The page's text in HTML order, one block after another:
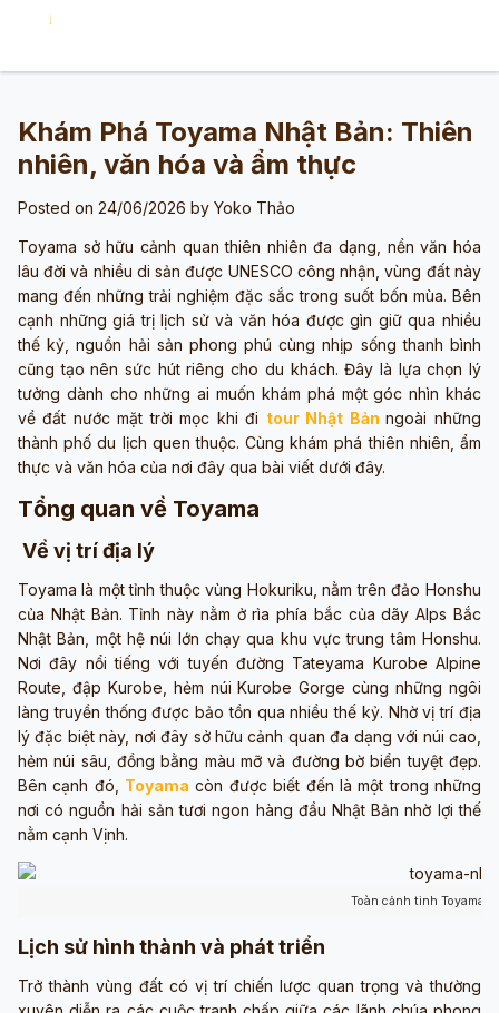
Khám Phá Toyama Nhật Bản: Thiên
nhiên, văn hóa và ẩm thực
Posted on 24/06/2026 by Yoko Thảo
Toyama sở hữu cảnh quan thiên nhiên đa dạng, nền văn hóa
lâu đời và nhiều di sản được UNESCO công nhận, vùng đất này
mang đến những trải nghiệm đặc sắc trong suốt bốn mùa. Bên
cạnh những giá trị lịch sử và văn hóa được gìn giữ qua nhiều
thế kỷ, nguồn hải sản phong phú cùng nhịp sống thanh bình
cũng tạo nên sức hút riêng cho du khách. Đây là lựa chọn lý
tưởng dành cho những ai muốn khám phá một góc nhìn khác
về đất nước mặt trời mọc khi đi tour Nhật Bảnngoài những
thành phố du lịch quen thuộc. Cùng khám phá thiên nhiên, ẩm
thực và văn hóa của nơi đây qua bài viết dưới đây.
Tổng quan về Toyama
Về vị trí địa lý
Toyama là một tỉnh thuộc vùng Hokuriku, nằm trên đảo Honshu
của Nhật Bản. Tỉnh này nằm ở rìa phía bắc của dãy Alps Bắc
Nhật Bản, một hệ núi lớn chạy qua khu vực trung tâm Honshu.
Nơi đây nổi tiếng với tuyến đường Tateyama Kurobe Alpine
Route, đập Kurobe, hẻm núi Kurobe Gorge cùng những ngôi
làng truyền thống được bảo tồn qua nhiều thế kỷ. Nhờ vị trí địa
lý đặc biệt này, nơi đây sở hữu cảnh quan đa dạng với núi cao,
hẻm núi sâu, đồng bằng màu mỡ và đường bờ biển tuyệt đẹp.
Bên cạnh đó, Toyama còn được biết đến là một trong những
nơi có nguồn hải sản tươi ngon hàng đầu Nhật Bản nhờ lợi thế
nằm cạnh Vịnh.
Toàn cảnh tinh Toyama (
Lịch sử hình thành và phát triển
Trở thành vùng đất có vị trí chiến lược quan trọng và thường